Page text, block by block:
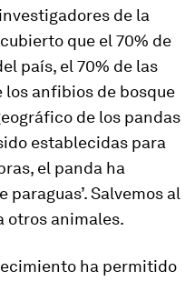
de la
que el 70% de
país, el 70% de las
los anfibios de bosque
de los pandas
establecidas para
el panda ha
paraguas’. Salvemos al
otros animales.
ha permitido